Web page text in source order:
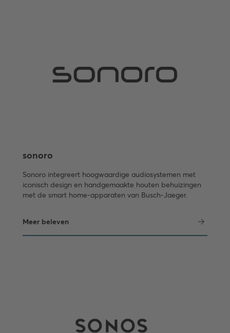
sonoro
Sonoro integreert hoogwaardige audiosystemen met
iconisch design en handgemaakte houten behuizingen
met de smart home-apparaten van Busch-Jaeger.
Meer beleven